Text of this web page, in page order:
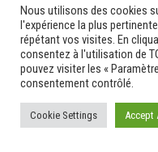
Rivière-Salée
rongeurs
rue case toto
Saint-Esprit
Saint-Pierre
Sainte-Marie
Nous utilisons des cookies
l'expérience la plus
répétant vos visites. En
consentez à l'utilisation de
pouvez visiter les «
consentement contrôlé.
Cookie Settings Accept